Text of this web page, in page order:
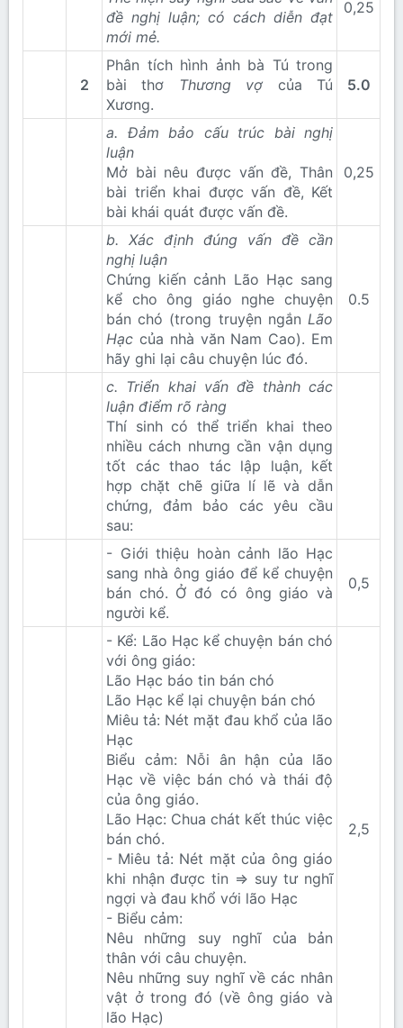
đề nghị luận; có cách diễn đạt
mới mẻ.
0,25​
2
Phân tích hình ảnh bà Tú trong
bài thơ
Thương vợ của Tú
Xương.
5.0
a. Đảm bảo cấu trúc bài nghị
luận
Mở bài nêu được vấn đề, Thân
bài triển khai được vấn đề, Kết
bài khái quát được vấn đề.
0,25​
b. Xác định đúng vấn đề cần
nghị luận
Chứng kiến cảnh Lão Hạc sang
kể cho ông giáo nghe chuyện
bán chó (trong truyện ngắn Lão
Hạc của nhà văn Nam Cao). Em
hãy ghi lại câu chuyện lúc đó.
0.5​
c. Triển khai vấn đề thành các
luận điểm rõ ràng
Thí sinh có thể triển khai theo
nhiều cách nhưng cần vận dụng
tốt các thao tác lập luận, kết
hợp chặt chẽ giữa lí lẽ và dẫn
chứng, đảm bảo các yêu cầu
sau:
- Giới thiệu hoàn cảnh lão Hạc
sang nhà ông giáo để kể chuyện
bán chó. Ở đó có ông giáo và
người kể.
0,5​
- Kể: Lão Hạc kể chuyện bán chó
với ông giáo:
Lão Hạc báo tin bán chó
Lão Hạc kể lại chuyện bán chó
Miêu tả: Nét mặt đau khổ của lão
Hạc
Biểu cảm: Nỗi ân hận của lão
Hạc về việc bán chó và thái độ
của ông giáo.
Lão Hạc: Chua chát kết thúc việc
bán chó.
- Miêu tả: Nét mặt của ông giáo
khi nhận được tin => suy tư nghĩ
ngợi và đau khổ với lão Hạc
- Biểu cảm:
Nêu những suy nghĩ của bản
thân với câu chuyện.
Nêu những suy nghĩ về các nhân
vật ở trong đó (về ông giáo và
lão Hạc)
2,5​